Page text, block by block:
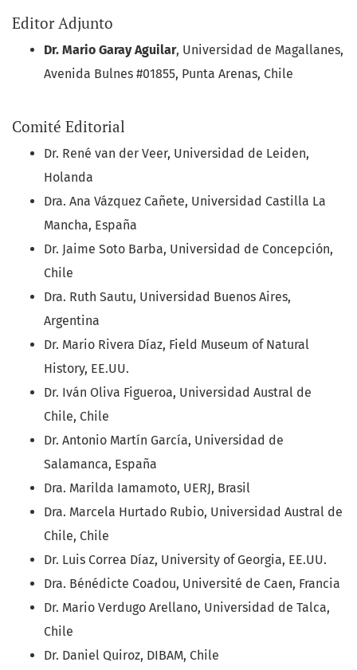
Editor Adjunto
Dr. Mario Garay Aguilar, Universidad de Magallanes,
Avenida Bulnes #01855, Punta Arenas, Chile
Comité Editorial
Dr. René van der Veer, Universidad de Leiden,
Holanda
Dra. Ana Vázquez Cañete, Universidad Castilla La
Mancha, España
Dr. Jaime Soto Barba, Universidad de Concepción,
Chile
Dra. Ruth Sautu, Universidad Buenos Aires,
Argentina
Dr. Mario Rivera Díaz, Field Museum of Natural
History, EE.UU.
Dr. Iván Oliva Figueroa, Universidad Austral de
Chile, Chile
Dr. Antonio Martín García, Universidad de
Salamanca, España
Dra. Marilda Iamamoto, UERJ, Brasil
Dra. Marcela Hurtado Rubio, Universidad Austral de
Chile, Chile
Dr. Luis Correa Díaz, University of Georgia, EE.UU.
Dra. Bénédicte Coadou, Université de Caen, Francia
Dr. Mario Verdugo Arellano, Universidad de Talca,
Chile
Dr. Daniel Quiroz, DIBAM, Chile